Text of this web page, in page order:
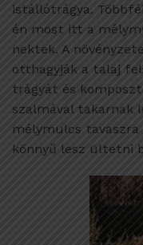
istállótrágya.
én most itt a
nektek. A
otthagyják a talaj
trágyát és
szalmával takarnak
mélymulcs
könnyű lesz ültetni